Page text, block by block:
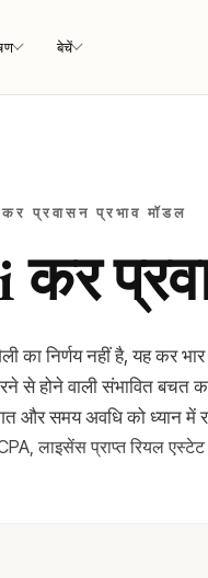
बेचें
कर प्रवासन प्रभाव मॉडल
कर
का निर्णय नहीं है, यह कर
होने वाली संभावित बचत
और समय अवधि को ध्यान में
लाइसेंस प्राप्त रियल एस्टेट